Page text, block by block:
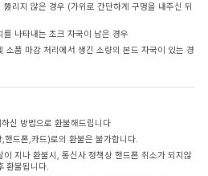
리지 않은 경우 (가위로 간단하게 구멍을 내주신 뒤
나타내는 초크 자국이 남은 경우
소품 마감 처리에서 생긴 소량의 본드 자국이 있는 경
신 방법으로 환불해드립니다
드폰,카드)로의 환불은 불가합니다.
지나 환불시, 통신사 정책상 핸드폰 취소가 되지않
환불됩니다.